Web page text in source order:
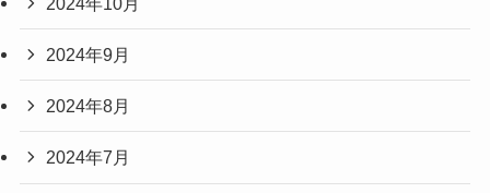
2024年9月
2024年8月
2024年7月